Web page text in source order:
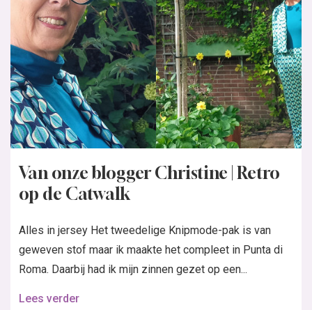
Van onze blogger Christine | Retro
op de Catwalk
Alles in jersey Het tweedelige Knipmode-pak is van
geweven stof maar ik maakte het compleet in Punta di
Roma. Daarbij had ik mijn zinnen gezet op een...
Lees verder